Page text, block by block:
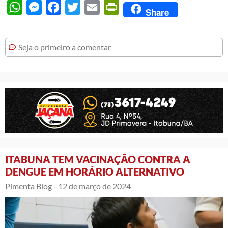
WhatsAppMessengerFacebook
Twitter Email PrintFriendly
Share
Seja o primeiro a comentar
ITABUNA TEM VACINAÇÃO CONTRA A
DENGUE EM HORÁRIO ALTERNATIVO
Pimenta Blog - 12 de março de 2024